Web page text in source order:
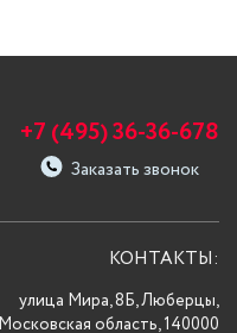
+7 (495) 36-36-678
Заказать звонок
КОНТАКТЫ:
улица Мира, 8Б, Люберцы,
Московская область, 140000